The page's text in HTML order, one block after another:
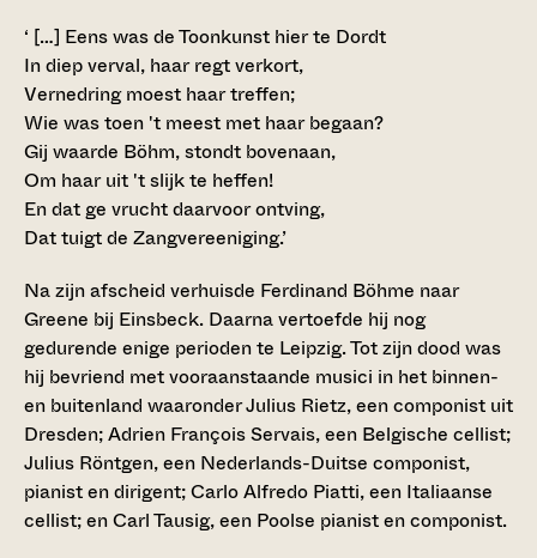
‘ […] Eens was de Toonkunst hier te Dordt
In diep verval, haar regt verkort,
Vernedring moest haar treffen;
Wie was toen 't meest met haar begaan?
Gij waarde Böhm, stondt bovenaan,
Om haar uit 't slijk te heffen!
En dat ge vrucht daarvoor ontving,
Dat tuigt de Zangvereeniging.’
Na zijn afscheid verhuisde Ferdinand Böhme naar
Greene bij Einsbeck. Daarna vertoefde hij nog
gedurende enige perioden te Leipzig. Tot zijn dood was
hij bevriend met vooraanstaande musici in het binnen-
en buitenland waaronder Julius Rietz, een componist uit
Dresden; Adrien François Servais, een Belgische cellist;
Julius Röntgen, een Nederlands-Duitse componist,
pianist en dirigent; Carlo Alfredo Piatti, een Italiaanse
cellist; en Carl Tausig, een Poolse pianist en componist.